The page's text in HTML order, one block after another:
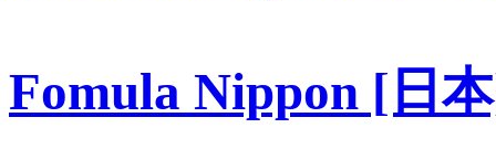
Fomula Nippon [日